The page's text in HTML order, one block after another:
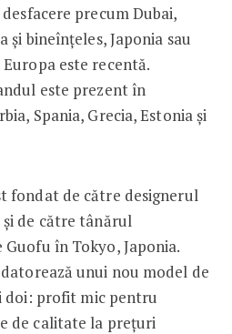
precum Dubai,
și bineînțeles, Japonia sau
este recentă.
este prezent în
Spania, Grecia, Estonia și
fondat de către designerul
de către tânărul
în Tokyo, Japonia.
unui nou model de
doi: profit mic pentru
de calitate la prețuri